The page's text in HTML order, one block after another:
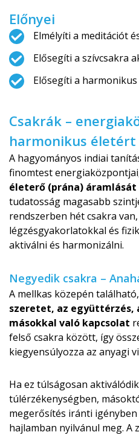
Előnyei
Elmélyíti a meditációt
Elősegíti a szívcsakra
Elősegíti a
Csakrák –
harmonikus életért
A hagyományos indiai
finomtest
életerő (prána) áramlását
tudatosság magasabb
rendszerben hét csakra
légzésgyakorla­tokkal és
aktiválni és harmonizálni.
Negyedik csakra –
A mellkas közepén
szeretet, az együttérzés,
másokkal való kapcsolat
felső csakra között, így
kiegyensúlyozza az anyagi
Ha ez túlságosan
túlérzékenységben,
megerősítés iránti
hajlamban nyilvánul meg. A